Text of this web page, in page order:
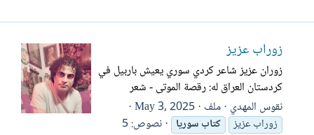
زوراب عزيز
زوران عزيز شاعر كردي سوري يعيش باربيل في
كردستان العراق له: رقصة الموتى - شعر
نقوس المهدي ملف May 3, 2025
زوراب عزيز كتابسوريا نصوص: 5